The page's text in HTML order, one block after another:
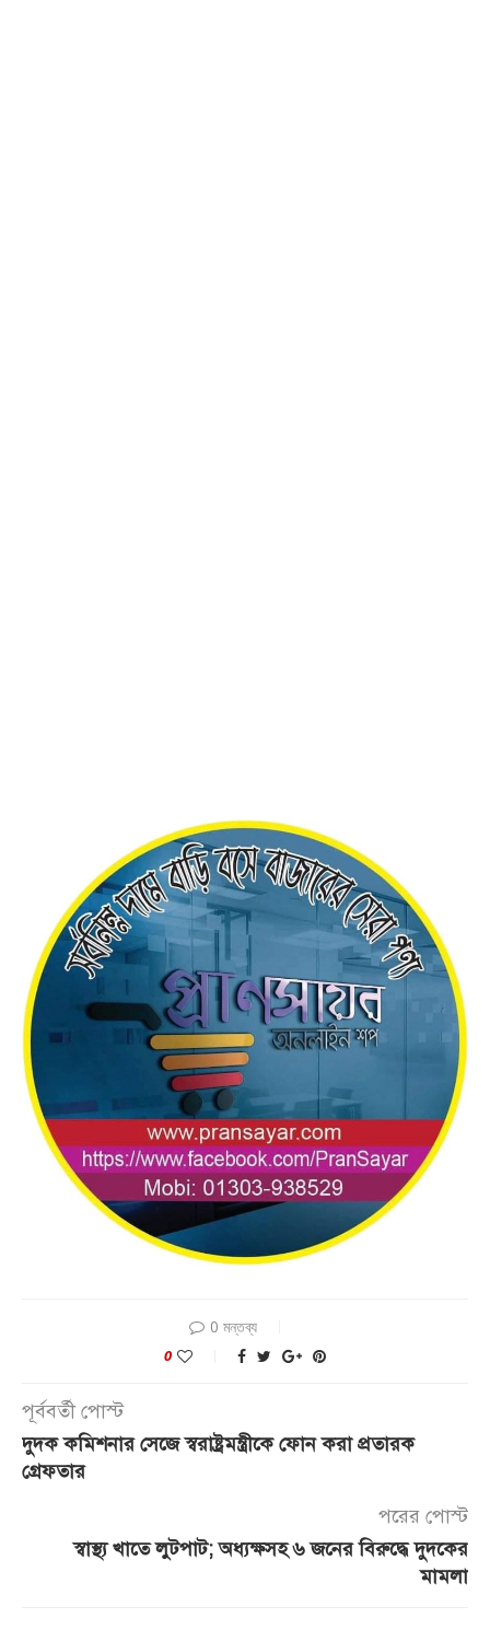
0 মন্তব্য
0
পূর্ববর্তী পোস্ট
দুদক কমিশনার সেজে স্বরাষ্ট্রমন্ত্রীকে ফোন করা প্রতারক
গ্রেফতার
পরের পোস্ট
স্বাস্থ্য খাতে লুটপাট; অধ্যক্ষসহ ৬ জনের বিরুদ্ধে দুদকের
মামলা